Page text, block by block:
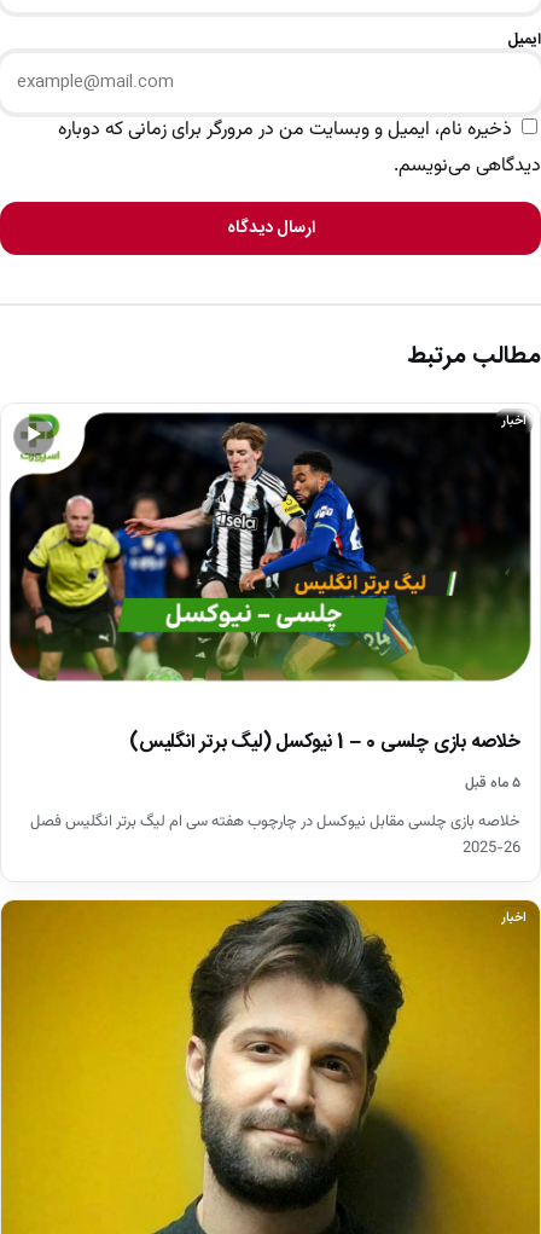
ایمیل
ذخیره نام، ایمیل و وبسایت من در مرورگر برای زمانی که دوباره
دیدگاهی می‌نویسم.
ارسال دیدگاه
مطالب مرتبط
▶
اخبار
خلاصه بازی چلسی 0 – 1 نیوکسل (لیگ برتر انگلیس)
۵ ماه قبل
خلاصه بازی چلسی مقابل نیوکسل در چارچوب هفته سی ام لیگ برتر انگلیس فصل
26-2025
اخبار